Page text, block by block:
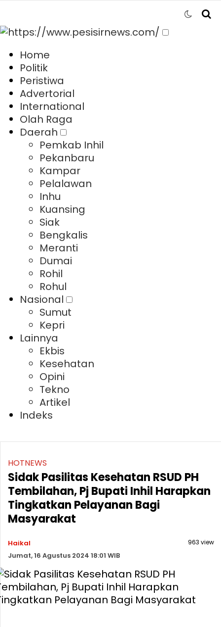
Home
Politik
Peristiwa
Advertorial
International
Olah Raga
Daerah
Pemkab Inhil
Pekanbaru
Kampar
Pelalawan
Inhu
Kuansing
Siak
Bengkalis
Meranti
Dumai
Rohil
Rohul
Nasional
Sumut
Kepri
Lainnya
Ekbis
Kesehatan
Opini
Tekno
Artikel
Indeks
HOTNEWS
Sidak Pasilitas Kesehatan RSUD PH
Tembilahan, Pj Bupati Inhil Harapkan
Tingkatkan Pelayanan Bagi
Masyarakat
Haikal
Jumat, 16 Agustus 2024 18:01 WIB
963 view